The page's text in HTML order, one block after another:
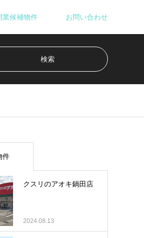
業候補物件 お問い合わせ
件
クスリのアオキ鍋田店
2024.08.13